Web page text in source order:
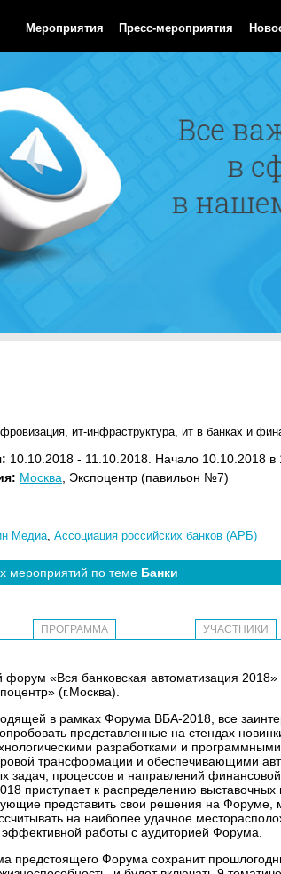
Мероприятия Пресс-мероприятия
, ит-инфраструктура, ит в банках и
10.10.2018 - 11.10.2018. Начало 10.10.2018 в
Москва , Экспоцентр (павильон №7)
Медиа, Ассоциация российских банков (АРБ)
мероприятий по теме Банки
ПРОГРАММА УЧАСТНИКИ
«Вся банковская автоматизация
(г.Москва).
в рамках Форума ВБА-2018, все
представленные на стендах
разработками и
трансформации и обеспечивающими
задач, процессов и направлений
приступает к распределению выставочных
представить свои решения на Форуме,
на наиболее удачное
работы с аудиторией Форума.
предстоящего Форума сохранит